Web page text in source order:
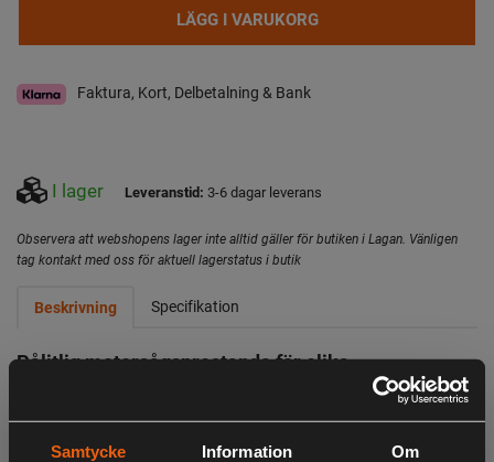
Samtycke Information Om
LÄGG I VARUKORG
Faktura, Kort, Delbetalning & Bank
I lager Leveranstid: 3-6 dagar leverans
Observera att webshopens lager inte alltid gäller för butiken i Lagan. Vänligen
tag kontakt med oss för aktuell lagerstatus i butik
Beskrivning Specifikation
Pålitlig motorsågsprestanda för olika
Husqvarna 130 är en pålitlig motorsåg som är lätt att
starta, lätt att hantera och utvecklad för trädgårdsuppgifter